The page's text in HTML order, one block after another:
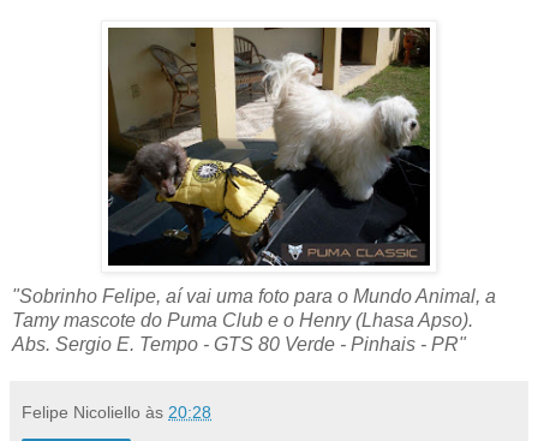
"Sobrinho Felipe, aí vai uma foto para o Mundo Animal, a
Tamy mascote do Puma Club e o Henry (Lhasa Apso).
Abs. Sergio E. Tempo - GTS 80 Verde - Pinhais - PR"
Felipe Nicoliello às 20:28